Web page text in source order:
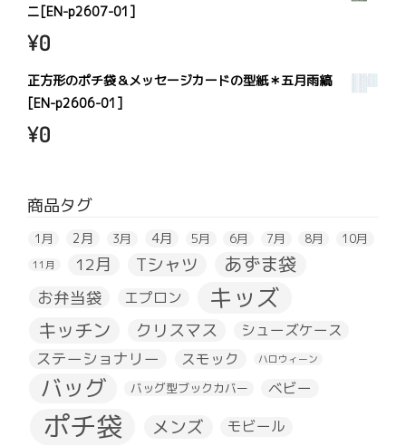
ニ[EN-p2607-01]
¥0
正方形のポチ袋＆メッセージカードの型紙＊五月雨縞
[EN-p2606-01]
¥0
商品タグ
1月 2月 3月 4月 5月 6月 7月 8月 10月
11月 12月 Tシャツ あずま袋
お弁当袋 エプロン キッズ
キッチン クリスマス シューズケース
ステーショナリー スモック ハロウィーン
バッグ バッグ型ブックカバー ベビー
ポチ袋 メンズ モビール